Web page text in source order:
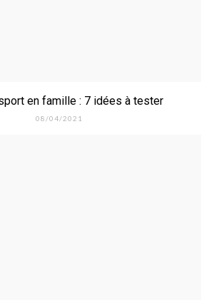
en famille : 7 idées à tester
08/04/2021